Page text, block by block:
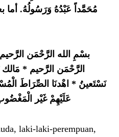
مُحَمَّداً عَبْدُهُ وَرَسُولُهُ. أما
بسْمِ الله الرَّحْمَن
الرَّحْمَن الرَّحيم * مَالك
نَسْتَعينُ * اهْدنَا الصِّرَاطَ
عَلَيْهِمْ غَيْر
laki-laki-perempuan,